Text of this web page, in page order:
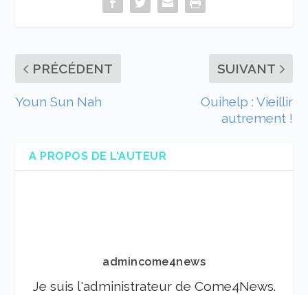
PRÉCÉDENT
Youn Sun Nah
SUIVANT
Ouihelp : Vieillir
autrement !
A PROPOS DE L'AUTEUR
admincome4news
Je suis l'administrateur de Come4News.